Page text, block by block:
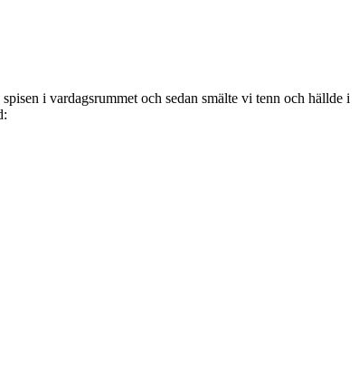
i vardagsrummet och sedan smälte vi tenn och hällde i